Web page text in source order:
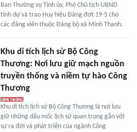
Ban Thường vụ Tỉnh ủy, Phó Chủ tịch UBND
tỉnh dự và trao Huy hiệu Đảng đợt 19-5 cho
các đảng viên thuộc Đảng bộ xã Minh Thanh.
Khu di tích lịch sử Bộ Công
Thương: Nơi lưu giữ mạch nguồn
truyền thống và niềm tự hào Công
Thương
Khu di tích lịch sử Bộ Công Thương là nơi lưu
giữ những dấu mốc lịch sử quan trọng gắn với
sự ra đời và phát triển của ngành Công